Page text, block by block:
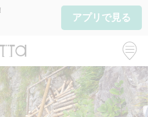
アプリで見る